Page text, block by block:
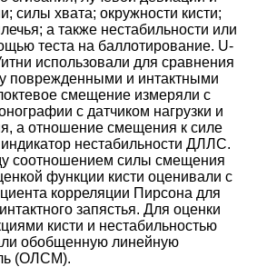
силы хвата; окружности кисти;
а также нестабильности или
теста на баллотирование. U-
использовали для сравнения
поврежденными и интактными
смещение измеряли с
с датчиком нагрузки и
а отношение смещения к силе
нестабильности ДЛЛС.
соотношением силы смещения
функции кисти оценивали с
корреляции Пирсона для
запястья. Для оценки
кисти и нестабильностью
обобщенную линейную
(ОЛСМ).